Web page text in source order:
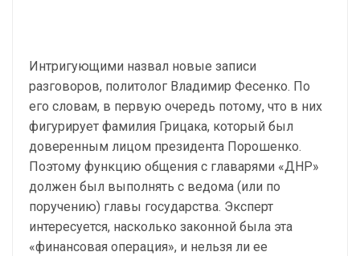
Интригующими назвал новые записи
разговоров, политолог Владимир Фесенко. По
его словам, в первую очередь потому, что в них
фигурирует фамилия Грицака, который был
доверенным лицом президента Порошенко.
Поэтому функцию общения с главарями «ДНР»
должен был выполнять с ведома (или по
поручению) главы государства. Эксперт
интересуется, насколько законной была эта
«финансовая операция», и нельзя ли ее